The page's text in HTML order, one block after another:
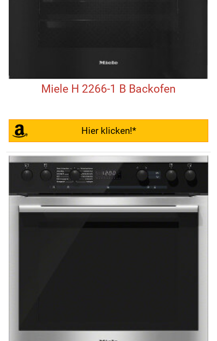
Miele H 2266-1 B Backofen
Hier klicken!*